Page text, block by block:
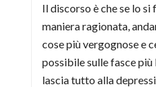
Il discorso è che se lo
maniera ragionata,
cose più vergognose e
possibile sulle fasce più
lascia tutto alla